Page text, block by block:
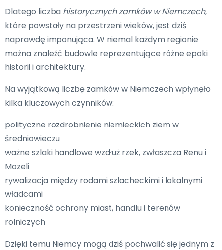
Dlatego liczba historycznych zamków w Niemczech,
które powstały na przestrzeni wieków, jest dziś
naprawdę imponująca. W niemal każdym regionie
można znaleźć budowle reprezentujące różne epoki
historii i architektury.
Na wyjątkową liczbę zamków w Niemczech wpłynęło
kilka kluczowych czynników:
polityczne rozdrobnienie niemieckich ziem w
średniowieczu
ważne szlaki handlowe wzdłuż rzek, zwłaszcza Renu i
Mozeli
rywalizacja między rodami szlacheckimi i lokalnymi
władcami
konieczność ochrony miast, handlu i terenów
rolniczych
Dzięki temu Niemcy mogą dziś pochwalić się jednym z